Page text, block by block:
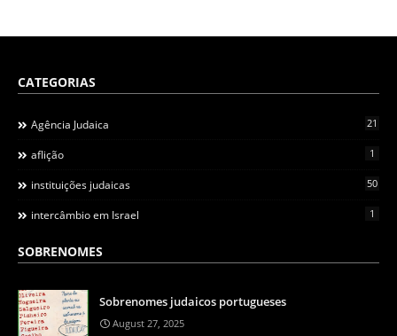
CATEGORIAS
Agência Judaica 21
aflição 1
instituições judaicas 50
intercâmbio em Israel 1
SOBRENOMES
Sobrenomes judaicos portugueses
August 27, 2025